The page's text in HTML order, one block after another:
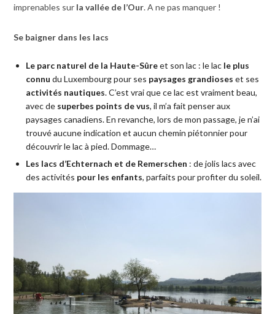
imprenables sur la vallée de l’Our. A ne pas manquer !
Se baigner dans les lacs
Le parc naturel de la Haute-Sûreet son lac : le lac le plus
connu du Luxembourg pour ses paysages grandioses et ses
activités nautiques. C’est vrai que ce lac est vraiment beau,
avec de superbes points de vus, il m’a fait penser aux
paysages canadiens. En revanche, lors de mon passage, je n’ai
trouvé aucune indication et aucun chemin piétonnier pour
découvrir le lac à pied. Dommage…
Les lacs d’Echternach et de Remerschen : de jolis lacs avec
des activités pour les enfants, parfaits pour profiter du soleil.